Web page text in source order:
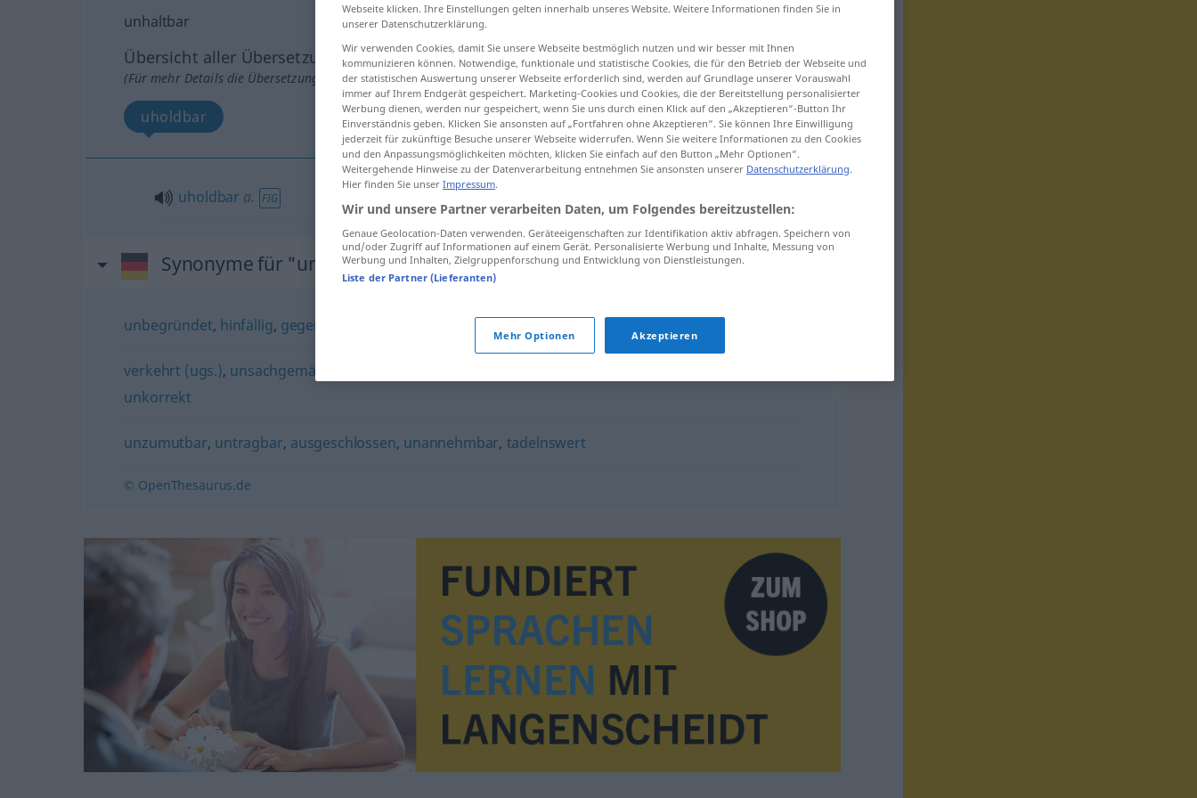
unhaltbar
Übersicht aller Übersetzungen
(Für mehr Details die Übersetzung anklicken/antippen)
uholdbar
uholdbar a. FIG
Synonyme für "unhaltbar"
unbegründet, hinfällig, gegenstandslos (hat sich) erledigt (ugs.) haltlos ,
verkehrt (ugs.), unsachgemäß
unkorrekt
unzumutbar, untragbar, ausgeschlossen, unannehmbar, tadelnswert
© OpenThesaurus.de
Webseite klicken. Ihre Einstellungen gelten innerhalb unseres Website. Weitere Informationen finden Sie in
unserer Datenschutzerklärung.
Wir verwenden Cookies, damit Sie unsere Webseite bestmöglich nutzen und wir besser mit Ihnen
kommunizieren können. Notwendige, funktionale und statistische Cookies, die für den Betrieb der Webseite und
der statistischen Auswertung unserer Webseite erforderlich sind, werden auf Grundlage unserer Vorauswahl
immer auf Ihrem Endgerät gespeichert. Marketing-Cookies und Cookies, die der Bereitstellung personalisierter
Werbung dienen, werden nur gespeichert, wenn Sie uns durch einen Klick auf den „Akzeptieren“-Button Ihr
Einverständnis geben. Klicken Sie ansonsten auf „Fortfahren ohne Akzeptieren“. Sie können Ihre Einwilligung
jederzeit für zukünftige Besuche unserer Webseite widerrufen. Wenn Sie weitere Informationen zu den Cookies
und den Anpassungsmöglichkeiten möchten, klicken Sie einfach auf den Button „Mehr Optionen“.
Weitergehende Hinweise zu der Datenverarbeitung entnehmen Sie ansonsten unserer Datenschutzerklärung.
Hier finden Sie unser Impressum.
Wir und unsere Partner verarbeiten Daten, um Folgendes bereitzustellen:
Genaue Geolocation-Daten verwenden. Geräteeigenschaften zur Identifikation aktiv abfragen. Speichern von
und/oder Zugriff auf Informationen auf einem Gerät. Personalisierte Werbung und Inhalte, Messung von
Werbung und Inhalten, Zielgruppenforschung und Entwicklung von Dienstleistungen.
Liste der Partner (Lieferanten)
Mehr Optionen Akzeptieren